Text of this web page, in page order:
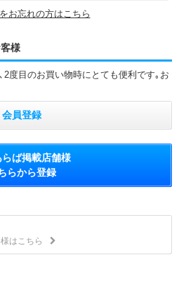
お忘れの方はこちら
様
度目のお買い物時にとても便利です｡お
会員登録
ば掲載店舗様
らから登録
はこちら